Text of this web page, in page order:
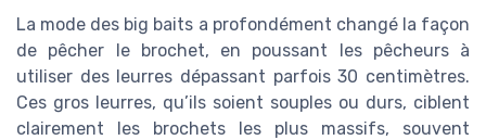
La mode des big baits a profondément changé la façon
de pêcher le brochet, en poussant les pêcheurs à
utiliser des leurres dépassant parfois 30 centimètres.
Ces gros leurres, qu’ils soient souples ou durs, ciblent
clairement les brochets les plus massifs, souvent